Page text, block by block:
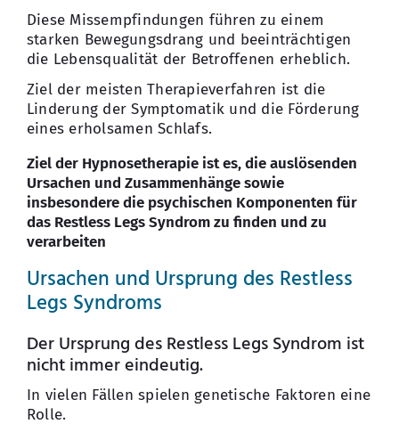
Diese Missempfindungen führen zu einem
starken Bewegungsdrang und beeinträchtigen
die Lebensqualität der Betroffenen erheblich.
Ziel der meisten Therapieverfahren ist die
Linderung der Symptomatik und die Förderung
eines erholsamen Schlafs.
Ziel der Hypnosetherapie ist es, die auslösenden
Ursachen und Zusammenhänge sowie
insbesondere die psychischen Komponenten für
das Restless Legs Syndrom zu finden und zu
verarbeiten
Ursachen und Ursprung des Restless
Legs Syndroms
Der Ursprung des Restless Legs Syndrom ist
nicht immer eindeutig.
In vielen Fällen spielen genetische Faktoren eine
Rolle.